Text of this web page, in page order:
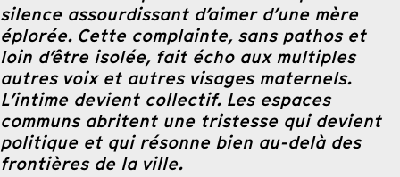
silence assourdissant d’aimer d’une mère
éplorée. Cette complainte, sans pathos et
loin d’être isolée, fait écho aux multiples
autres voix et autres visages maternels.
L’intime devient collectif. Les espaces
communs abritent une tristesse qui devient
politique et qui résonne bien au-delà des
frontières de la ville.